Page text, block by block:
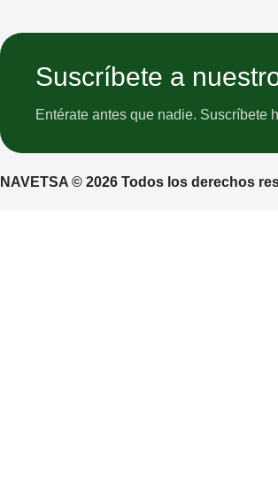
Suscríbete a
Entérate antes que nadie. Suscríbete
NAVETSA © 2026 Todos los derechos